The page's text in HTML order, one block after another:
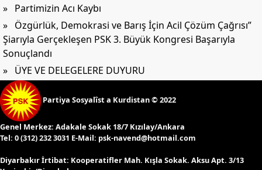
» Partimizin Acı Kaybı
» Özgürlük, Demokrasi ve Barış İçin Acil Çözüm Çağrısı”
Şiarıyla Gerçekleşen PSK 3. Büyük Kongresi Başarıyla
Sonuçlandı
» ÜYE VE DELEGELERE DUYURU
Partiya Sosyalîst a Kurdistan © 2022
Genel Merkez: Adakale Sokak 18/7 Kızılay/Ankara
Tel: 0 (312) 232 3031 E-Mail: psk-navend@hotmail.com
Diyarbakır İrtibat: Kooperatifler Mah. Kışla Sokak. Aksu Apt. 3/13